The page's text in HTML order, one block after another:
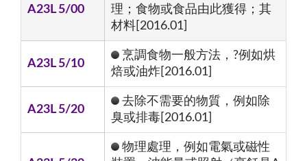
A23L 5/00
理；食物或食品由此獲得；其
材料[2016.01]
A23L 5/10
烹調食物一般方法，?例如烘
焙或油炸[2016.01]
A23L 5/20
去除不需要的物質，例如除
臭或排毒[2016.01]
物理處理，例如電氣或磁性